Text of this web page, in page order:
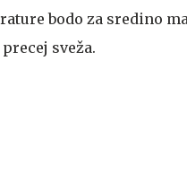
bodo za sredino
sveža.